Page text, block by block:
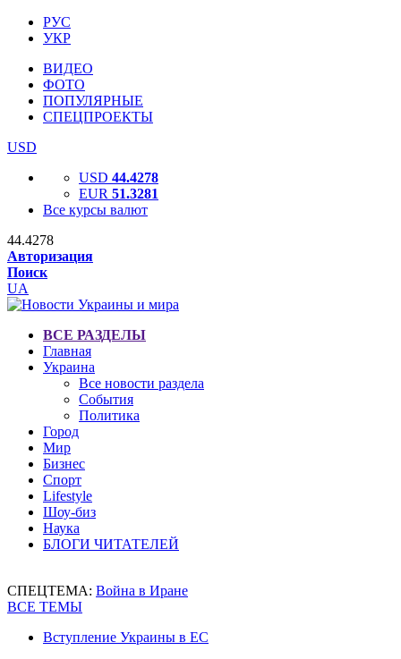
РУС
УКР
ВИДЕО
ФОТО
ПОПУЛЯРНЫЕ
СПЕЦПРОЕКТЫ
USD
USD 44.4278
EUR 51.3281
Все курсы валют
44.4278
Авторизация
Поиск
UA
ВСЕ РАЗДЕЛЫ
Главная
Украина
Все новости раздела
События
Политика
Город
Мир
Бизнес
Спорт
Lifestyle
Шоу-биз
Наука
БЛОГИ ЧИТАТЕЛЕЙ
СПЕЦТЕМА: Война в Иране
ВСЕ ТЕМЫ
Вступление Украины в ЕС